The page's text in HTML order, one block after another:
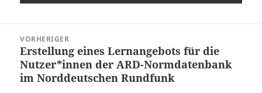
VORHERIGER
Vorheriger
Beitrag:
Erstellung eines Lernangebots für die
Nutzer*innen der ARD-Normdatenbank
im Norddeutschen Rundfunk